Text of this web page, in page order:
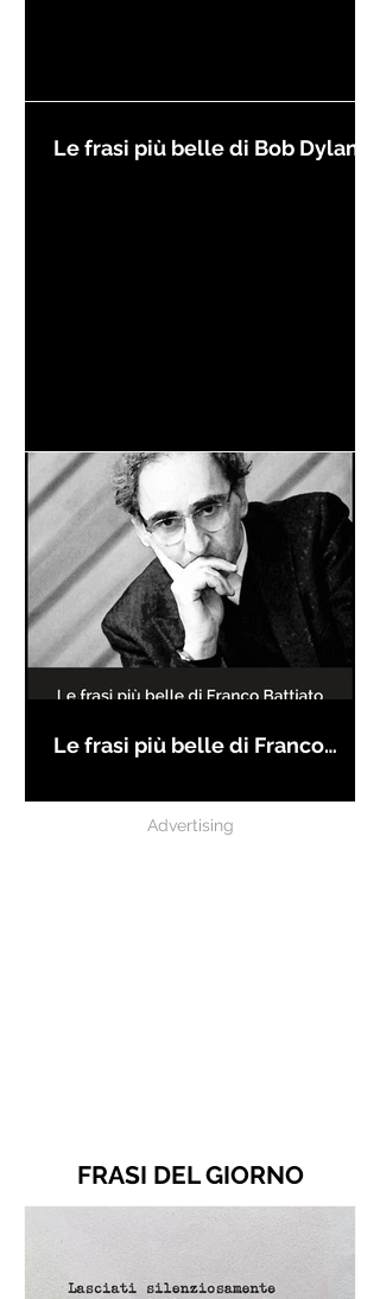
Le frasi più belle di Bob Dylan
Le frasi più belle di Franco
Advertising
FRASI DEL GIORNO